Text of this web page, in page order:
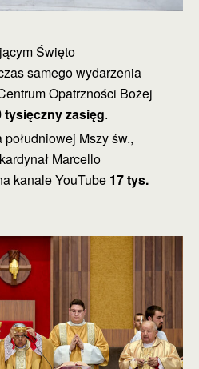
Święto
samego wydarzenia
Opatrzności Bożej
tysięczny zasięg.
Mszy św.,
Marcello
kanale YouTube 17 tys.